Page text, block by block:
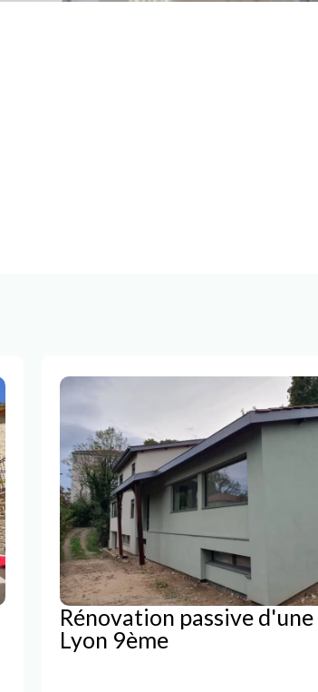
Rénovation passive d'une
Lyon 9ème